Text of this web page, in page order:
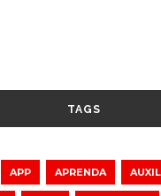
TAGS
APP APRENDA